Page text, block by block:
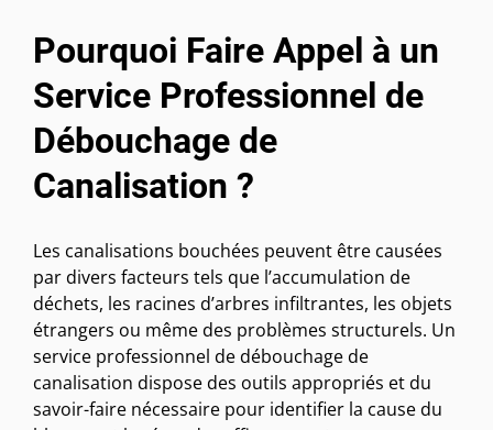
Pourquoi Faire Appel à un
Service Professionnel de
Débouchage de
Canalisation ?
Les canalisations bouchées peuvent être causées
par divers facteurs tels que l’accumulation de
déchets, les racines d’arbres infiltrantes, les objets
étrangers ou même des problèmes structurels. Un
service professionnel de débouchage de
canalisation dispose des outils appropriés et du
savoir-faire nécessaire pour identifier la cause du